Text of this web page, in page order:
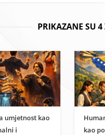
PRIKAZANE SU
umjetnost kao
i
kao